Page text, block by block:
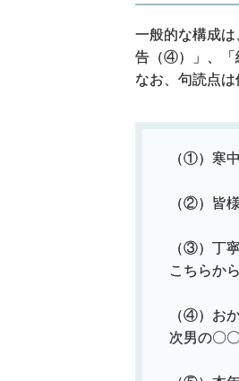
一般的な構成
告（④）」、「
なお、句読点
（①）寒
（②）皆
（③）丁
こちらか
（④）お
次男の〇